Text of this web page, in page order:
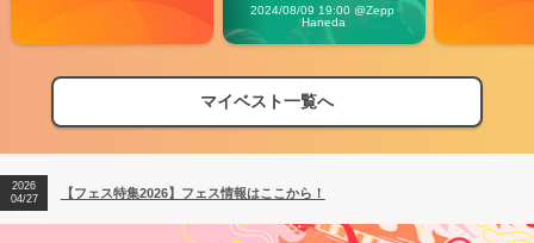
Vibes
2024/08/09 19:00 @Zepp
Haneda
マイベスト一覧へ
【フェス特集2026】フェス情報はここから！
【ライブ動員ランキング】2026年上半期編発表！
2026
04/27
【フェス特集2026】フェス情報はここから！
2026
【ライブ動員ランキング】2026年上半期編発表！